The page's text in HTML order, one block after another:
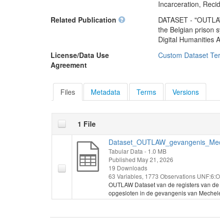
De resultaten
cadre de la
été incarcérés.
Malines et de sa
criminalité et aux
XIXe siècle.
science citoyenne
collaboration entre
Archives de l'État,
Merksplas. (2026-
Incarceration,
Related Publication
DATASET -
the Belgian prison
Digital Humanities
License/Data Use
Agreement
Custom Dataset
Files Metadata Terms Versions
1 File
Tabular Data - 1.0 MB
Published May 21, 2026
19 Downloads
63 Variables, 1773 Observations
OUTLAW Dataset van de registers van
opgesloten in de gevangenis van